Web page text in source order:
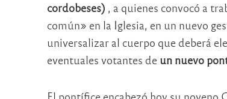
cordobeses) , a quienes convocó a
común» en la Iglesia, en un nuevo
universalizar al cuerpo que deberá
eventuales votantes de un nuevo
El pontífice encabezó hoy su noveno